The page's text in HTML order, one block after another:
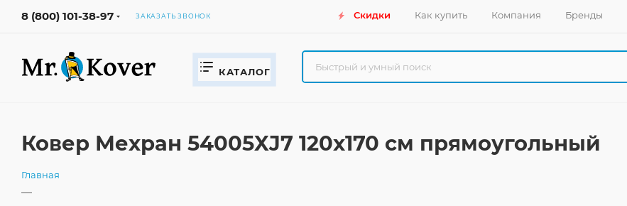
8 (800) 101-38-97 ЗАКАЗАТЬ ЗВОНОК Скидки Как купить Компания Бренды
КАТАЛОГ
Ковер Мехран 54005XJ7 120x170 см прямоугольный
Главная
—